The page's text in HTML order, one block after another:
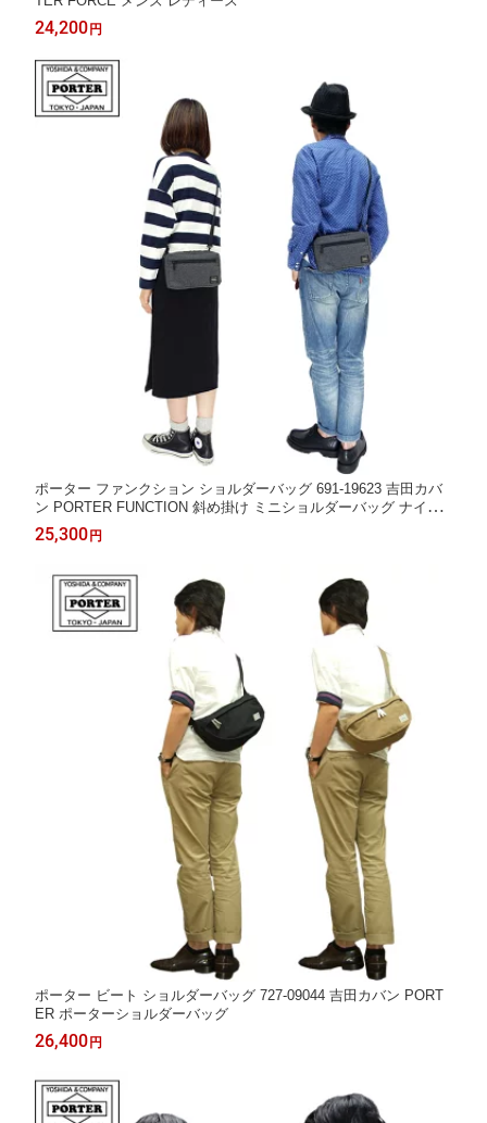
24,200円
ポーター ファンクション ショルダーバッグ 691-19623 吉田カバ
ン PORTER FUNCTION 斜め掛け ミニショルダーバッグ ナイロ
ン メンズ レディース
25,300円
ポーター ビート ショルダーバッグ 727-09044 吉田カバン PORT
ER ポーターショルダーバッグ
26,400円